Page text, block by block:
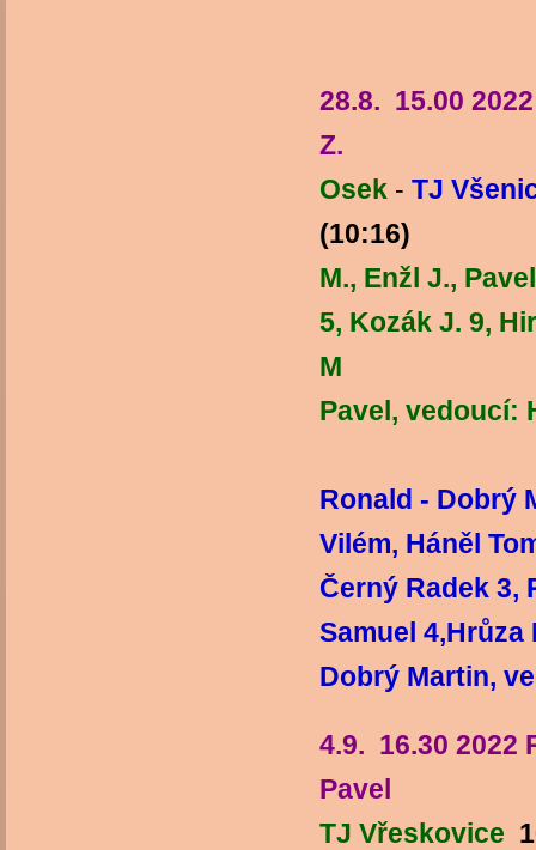
28.8. 15.00
Osek - TJ
M., Enžl J.,
5, Kozák J. 9,
M
Pavel, vedoucí:
Ronald - Dobrý
Vilém, Háněl
Černý Radek 3,
Samuel
Dobrý Martin,
4.9. 16.30 2022
Pavel
TJ Vřeskovice